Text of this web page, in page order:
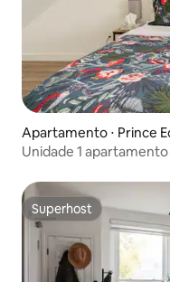
Apartamento ⋅ Prince
Unidade 1
Superhost
Superhost